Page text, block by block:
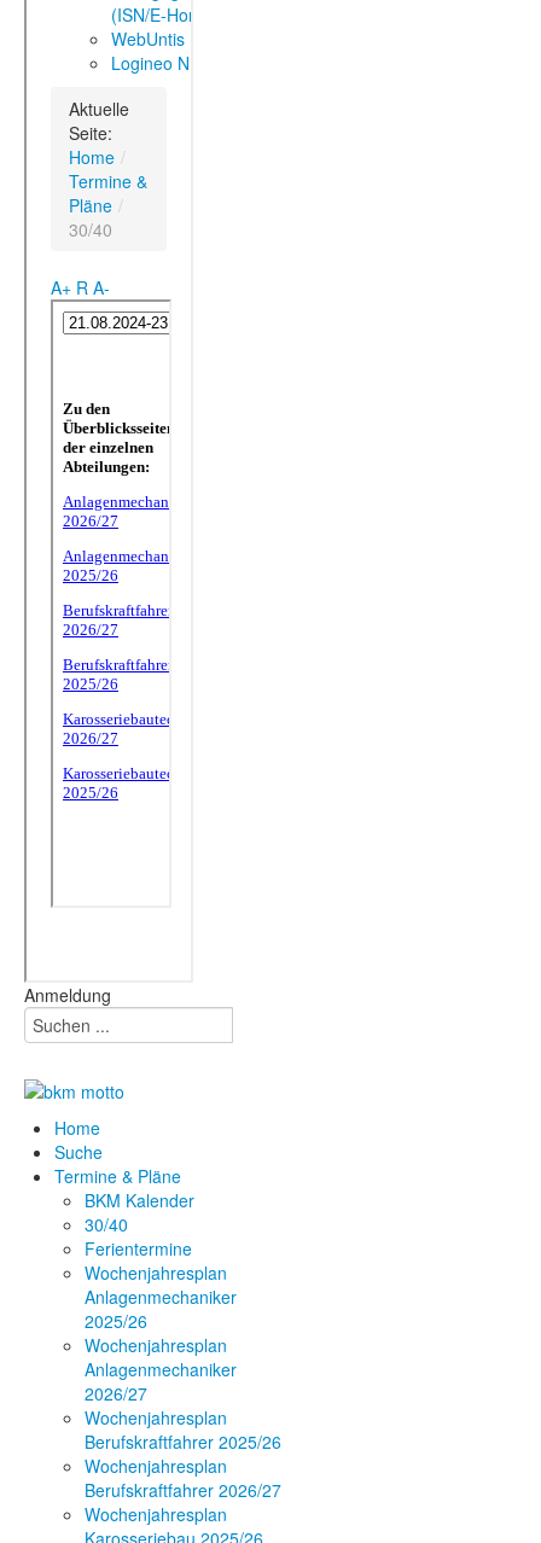
Anmeldung
Home
Suche
Termine & Pläne
BKM Kalender
30/40
Ferientermine
Wochenjahresplan
Anlagenmechaniker
2025/26
Wochenjahresplan
Anlagenmechaniker
2026/27
Wochenjahresplan
Berufskraftfahrer 2025/26
Wochenjahresplan
Berufskraftfahrer 2026/27
Wochenjahresplan
Karosseriebau 2025/26